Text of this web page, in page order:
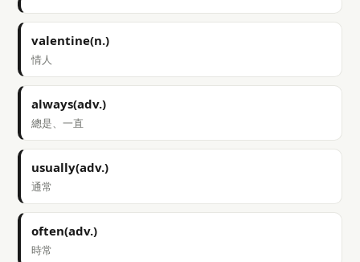
valentine(n.)
情人
always(adv.)
總是、一直
usually(adv.)
通常
often(adv.)
時常